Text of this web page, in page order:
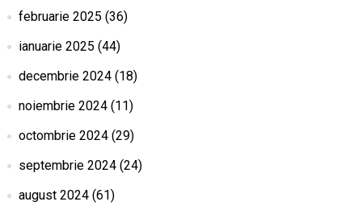
februarie 2025 (36)
ianuarie 2025 (44)
decembrie 2024(18)
noiembrie 2024(11)
octombrie 2024(29)
septembrie 2024(24)
august 2024(61)